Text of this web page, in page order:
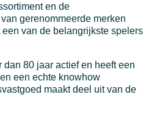
en de
gerenommeerde merken
een van de belangrijkste spelers
dan 80 jaar actief en heeft een
een echte knowhow
maakt deel uit van de